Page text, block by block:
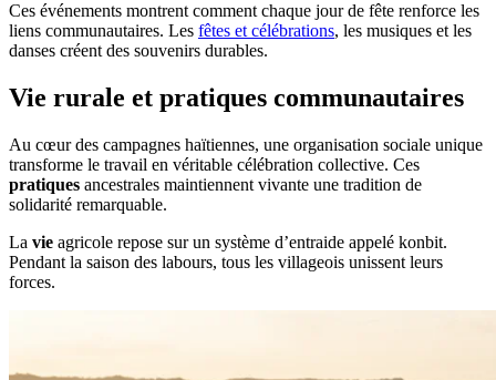
Ces événements montrent comment chaque jour de fête renforce les
liens communautaires. Les fêtes et célébrations, les musiques et les
danses créent des souvenirs durables.
Vie rurale et pratiques communautaires
Au cœur des campagnes haïtiennes, une organisation sociale unique
transforme le travail en véritable célébration collective. Ces
pratiques ancestrales maintiennent vivante une tradition de
solidarité remarquable.
La vie agricole repose sur un système d’entraide appelé konbit.
Pendant la saison des labours, tous les villageois unissent leurs
forces.